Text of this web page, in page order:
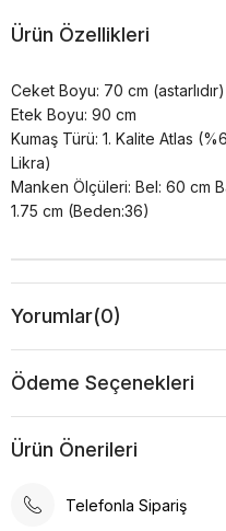
Ürün Özellikleri
Ceket Boyu: 70 cm (astarlıdır)
Etek Boyu: 90 cm
Kumaş Türü: 1. Kalite Atlas
Likra)
Manken Ölçüleri: Bel: 60 cm
1.75 cm (Beden:36)
Yorumlar(0)
Ödeme Seçenekleri
Ürün Önerileri
Telefonla Sipariş